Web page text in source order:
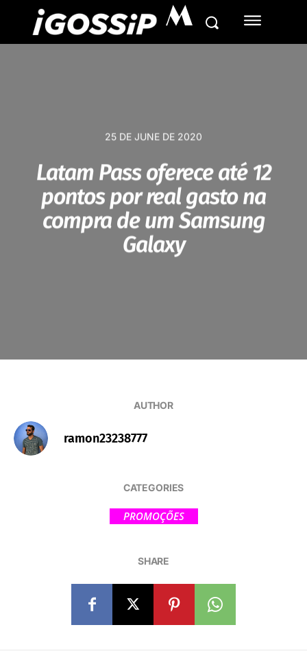
M
25 DE JUNE DE 2020
Latam Pass oferece até 12
pontos por real gasto na
compra de um Samsung
Galaxy
AUTHOR
ramon23238777
CATEGORIES
PROMOÇÕES
SHARE